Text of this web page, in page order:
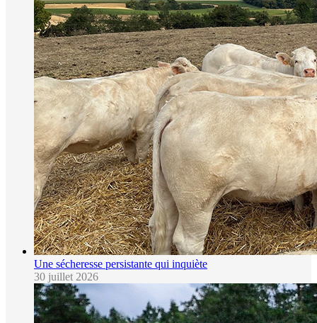
Une sécheresse persistante qui inquiète
30 juillet 2026